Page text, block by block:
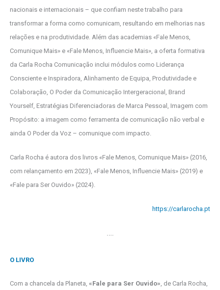
nacionais e internacionais – que confiam neste trabalho para
transformar a forma como comunicam, resultando em melhorias nas
relações e na produtividade. Além das academias «Fale Menos,
Comunique Mais» e «Fale Menos, Influencie Mais», a oferta formativa
da Carla Rocha Comunicação inclui módulos como Liderança
Consciente e Inspiradora, Alinhamento de Equipa, Produtividade e
Colaboração, O Poder da Comunicação Intergeracional, Brand
Yourself, Estratégias Diferenciadoras de Marca Pessoal, Imagem com
Propósito: a imagem como ferramenta de comunicação não verbal e
ainda O Poder da Voz – comunique com impacto.
Carla Rocha é autora dos livros «Fale Menos, Comunique Mais» (2016,
com relançamento em 2023), «Fale Menos, Influencie Mais» (2019) e
«Fale para Ser Ouvido» (2024).
https://carlarocha.pt
….
O LIVRO
Com a chancela da Planeta, «Fale para Ser Ouvido», de Carla Rocha,